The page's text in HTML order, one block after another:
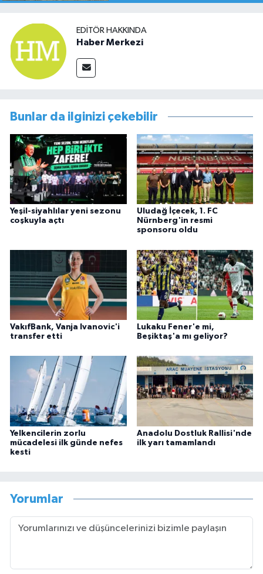
EDITÖR HAKKINDA
Haber Merkezi
Bunlar da ilginizi çekebilir
Yeşil-siyahlılar yeni sezonu
coşkuyla açtı
Uludağ İçecek, 1. FC
Nürnberg'in resmi
sponsoru oldu
VakıfBank, Vanja Ivanovic'i
transfer etti
Lukaku Fener'e mi,
Beşiktaş'a mı geliyor?
Yelkencilerin zorlu
mücadelesi ilk günde nefes
kesti
Anadolu Dostluk Rallisi'nde
ilk yarı tamamlandı
Yorumlar